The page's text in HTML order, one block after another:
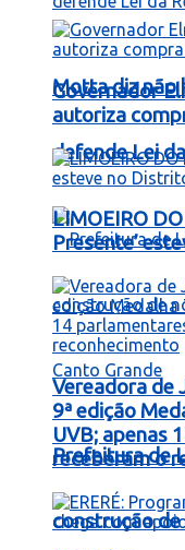
Motta diz não
defende Lei
Prefeitura de
construção
Governador
autoriza
LIMOEIRO
Presente’
Vereadora de
9ª edição
UVB; apenas
receberam o